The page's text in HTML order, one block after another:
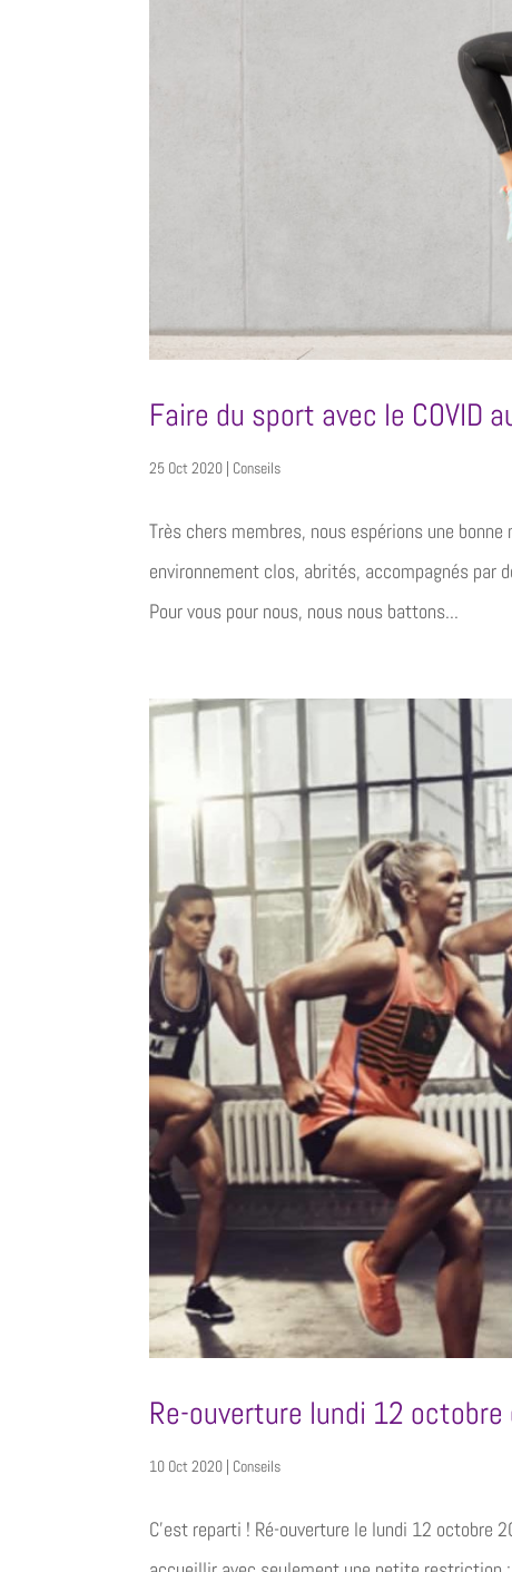
Faire du sport avec le COVID
25 Oct 2020 | Conseils
Très chers membres, nous espérions une
environnement clos, abrités, accompagnés par
Pour vous pour nous, nous nous battons...
Re-ouverture lundi 12 octobre
10 Oct 2020 Conseils
C’est reparti ! Ré-ouverture le lundi 12 octobre